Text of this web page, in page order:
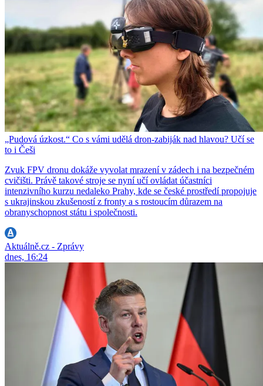
„Pudová úzkost.“ Co s vámi udělá dron-zabiják nad hlavou? Učí se
to i Češi
Zvuk FPV dronu dokáže vyvolat mrazení v zádech i na bezpečném
cvičišti. Právě takové stroje se nyní učí ovládat účastníci
intenzivního kurzu nedaleko Prahy, kde se české prostředí propojuje
s ukrajinskou zkušeností z fronty a s rostoucím důrazem na
obranyschopnost státu i společnosti.
Aktuálně.cz - Zprávy
dnes, 16:24